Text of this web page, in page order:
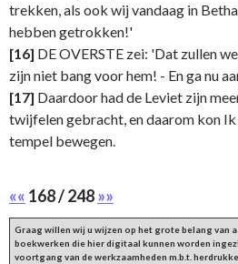
trekken, als ook wij vandaag in
hebben getrokken!'
[16] DE OVERSTE zei: 'Dat zullen
zijn niet bang voor hem! - En ga nu
[17] Daardoor had de Leviet zijn
twijfelen gebracht, en daarom kon
tempel bewegen.
«« 168 / 248»»
Graag willen wij u wijzen op het grote belang van
boekwerken die hier digitaal kunnen worden
voortgang van de werkzaamheden m.b.t.